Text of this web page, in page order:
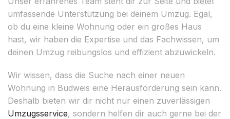
umfassende Unterstützung bei deinem Umzug. Egal,
ob du eine kleine Wohnung oder ein großes Haus
hast, wir haben die Expertise und das Fachwissen, um
deinen Umzug reibungslos und effizient abzuwickeln.
Wir wissen, dass die Suche nach einer neuen
Wohnung in Budweis eine Herausforderung sein kann.
Deshalb bieten wir dir nicht nur einen zuverlässigen
Umzugsservice, sondern helfen dir auch gerne bei der